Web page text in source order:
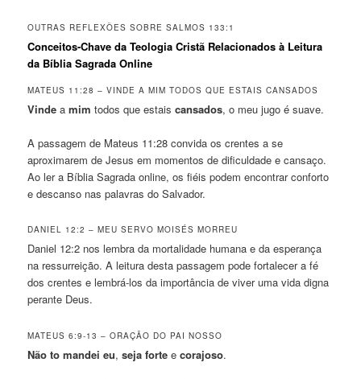
OUTRAS REFLEXÕES SOBRE SALMOS 133:1
Conceitos-Chave da Teologia Cristã Relacionados à Leitura
da Bíblia Sagrada Online
MATEUS 11:28 – VINDE A MIM TODOS QUE ESTAIS CANSADOS
Vinde amim todos que estaiscansados, o meu jugo é suave.
A passagem de Mateus 11:28 convida os crentes a se
aproximarem de Jesus em momentos de dificuldade e cansaço.
Ao ler a Bíblia Sagrada online, os fiéis podem encontrar conforto
e descanso nas palavras do Salvador.
DANIEL 12:2 – MEU SERVO MOISÉS MORREU
Daniel 12:2 nos lembra da mortalidade humana e da esperança
na ressurreição. A leitura desta passagem pode fortalecer a fé
dos crentes e lembrá-los da importância de viver uma vida digna
perante Deus.
MATEUS 6:9-13 – ORAÇÃO DO PAI NOSSO
Não to mandei eu,seja forte ecorajoso.